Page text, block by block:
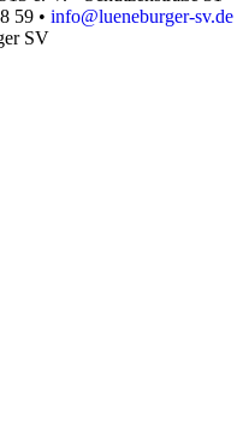
59 • info@lueneburger-sv.de
SV